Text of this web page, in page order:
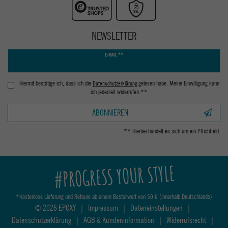
NEWSLETTER
E-MAIL **
Hiermit bestätige ich, dass ich die Daten­schutz­erklärunggelesen habe. Meine Einwilligung kann
ich jederzeit widerrufen.**
ABONNIEREN
** Hierbei handelt es sich um ein Pflichtfeld.
#PROGRESS YOUR STYLE
*Kostenlose Lieferung und Retoure ab einem Bestellwert von 50 € (innerhalb Deutschlands)
© 2026 EPOXY | Impressum | Dateneinstellungen |
Datenschutzerklärung | AGB & Kundeninformation | Widerrufsrecht |